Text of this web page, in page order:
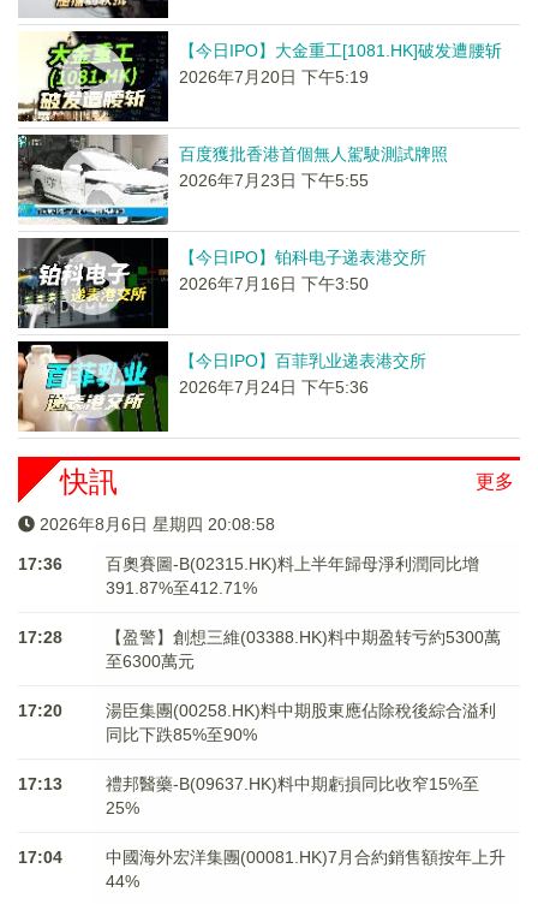
【今日IPO】大金重工[1081.HK]破发遭腰斩
2026年7月20日 下午5:19
百度獲批香港首個無人駕駛測試牌照
2026年7月23日 下午5:55
【今日IPO】铂科电子递表港交所
2026年7月16日 下午3:50
【今日IPO】百菲乳业递表港交所
2026年7月24日 下午5:36
更多
快訊
2026年8月6日 星期四 20:08:58
17:36
百奧賽圖-B(02315.HK)料上半年歸母淨利潤同比增
391.87%至412.71%
17:28
【盈警】創想三維(03388.HK)料中期盈转亏約5300萬
至6300萬元
17:20
湯臣集團(00258.HK)料中期股東應佔除稅後綜合溢利
同比下跌85%至90%
17:13
禮邦醫藥-B(09637.HK)料中期虧損同比收窄15%至
25%
17:04
中國海外宏洋集團(00081.HK)7月合約銷售額按年上升
44%